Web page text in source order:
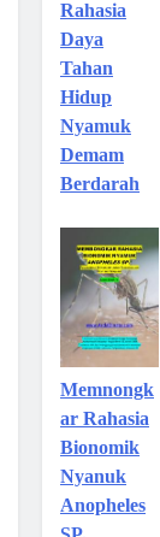
Rahasia
Daya
Tahan
Hidup
Nyamuk
Demam
Berdarah
Memnongk
ar Rahasia
Bionomik
Nyanuk
Anopheles